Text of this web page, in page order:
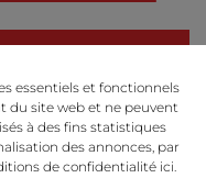
essentiels et fonctionnels
du site web et ne peuvent
à des fins statistiques
des annonces, par
de confidentialité ici.